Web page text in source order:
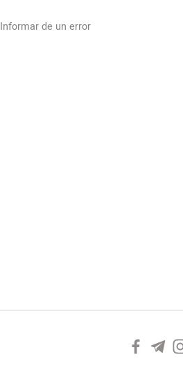
Informar de un error